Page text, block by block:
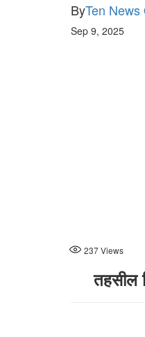
ByTen
Sep 9, 2025
237Views
तहसील